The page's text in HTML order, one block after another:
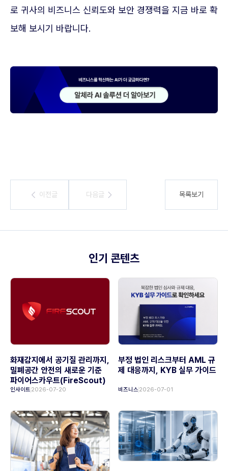
로 귀사의 비즈니스 신뢰도와 보안 경쟁력을 지금 바로 확
보해 보시기 바랍니다.
이전글
이전글 다음글
다음글 목록보기
인기 콘텐츠
화재감지에서 공기질 관리까지,
밀폐공간 안전의 새로운 기준
파이어스카우트(FireScout)
인사이트 2026-07-20
부정 법인 리스크부터 AML 규
제 대응까지, KYB 실무 가이드
비즈니스 2026-07-01